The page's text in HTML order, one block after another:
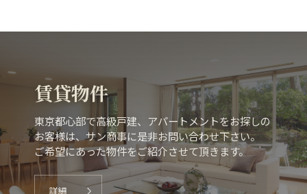
賃貸物件
東京都心部で高級戸建、アパートメントをお探しの
お客様は、サン商事に是非お問い合わせ下さい。
ご希望にあった物件をご紹介させて頂きます。
詳細